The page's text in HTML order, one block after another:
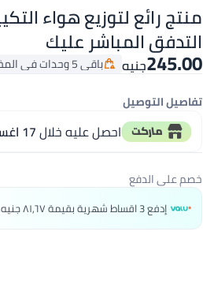
منتج رائع لتوزيع هواء
التدفق المباشر عليك
جنيه245.00 باقي 5 وحدات في المخزون
باقي 5 وحدات في المخزون
تفاصيل التوصيل
احصل عليه خلال17 اغسطس
خصم على الدفع
إدفع 3 اقساط شهرية بقيمة ٨١٫٦٧ جنيه.